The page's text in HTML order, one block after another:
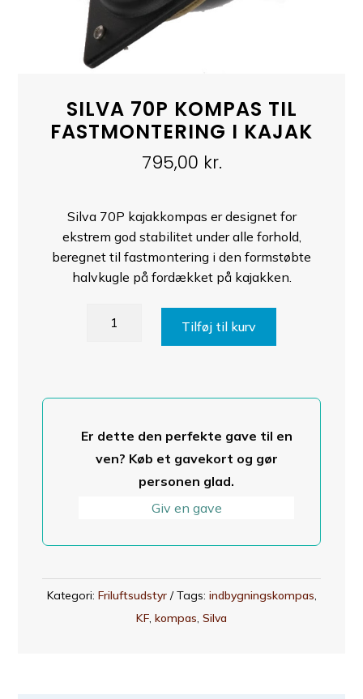
SILVA 70P KOMPAS TIL
FASTMONTERING I KAJAK
795,00 kr.
Silva 70P kajakkompas er designet for
ekstrem god stabilitet under alle forhold,
beregnet til fastmontering i den formstøbte
halvkugle på fordækket på kajakken.
Tilføj til kurv
Er dette den perfekte gave til en
ven? Køb et gavekort og gør
personen glad.
Giv en gave
Kategori: Friluftsudstyr Tags: indbygningskompas,
KF, kompas, Silva